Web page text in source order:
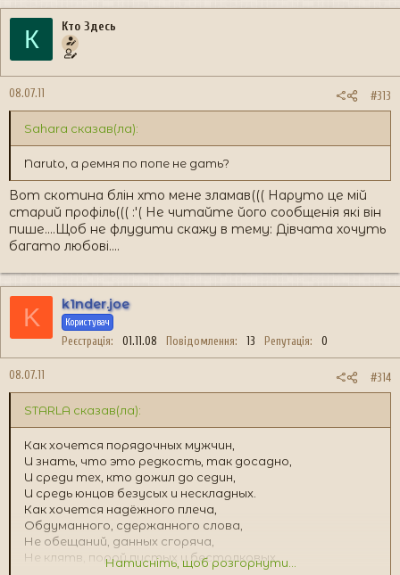
К Кто Здесь
08.07.11 #313
Sahara сказав(ла):
Naruto, а ремня по попе не дать?
Вот скотина блін хто мене зламав((( Наруто це мій
старий профіль((( :'( Не читайте його сообщенія які він
пише....Щоб не флудити скажу в тему: Дівчата хочуть
багато любові....
K k1nder.joe
Користувач
Реєстрація 01.11.08 Повідомлення 13 Репутація 0
08.07.11 #314
STARLA сказав(ла):
Как хочется порядочных мужчин,
И знать, что это редкость, так досадно,
И среди тех, кто дожил до седин,
И средь юнцов безусых и нескладных.
Как хочется надёжного плеча,
Обдуманного, сдержанного слова,
Не обещаний, данных сгоряча,
Не клятв, порой пустых и бестолковых.
Натисніть, щоб розгорнути...